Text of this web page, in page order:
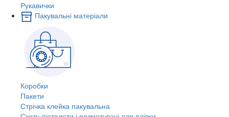
Рукавички
Пакувальні матеріали
Коробки
Пакети
Стрічка клейка пакувальна